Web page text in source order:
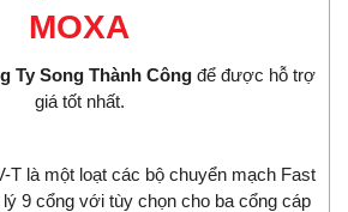
MOXA
Ty Song Thành Công để được hỗ trợ
giá tốt nhất.
T là một loạt các bộ chuyển mạch Fast
9 cổng với tùy chọn cho ba cổng cáp